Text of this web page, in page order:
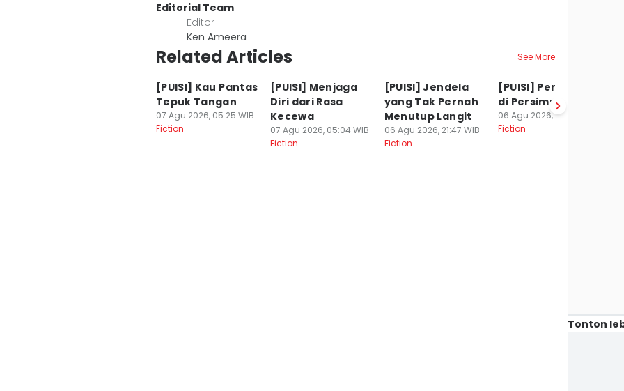
Editorial Team
Editor
Ken Ameera
Related Articles See More
[PUISI] Kau Pantas
Tepuk Tangan
07 Agu 2026, 05:25 WIB
Fiction
[PUISI] Menjaga
Diri dari Rasa
Kecewa
07 Agu 2026, 05:04 WIB
Fiction
[PUISI] Jendela
yang Tak Pernah
Menutup Langit
06 Agu 2026, 21:47 WIB
Fiction
[PUISI] Pertemuan
di Persimpangan
06 Agu 2026, 21:17 WIB
Fiction
Tonton